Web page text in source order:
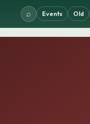
⌕ Events Old